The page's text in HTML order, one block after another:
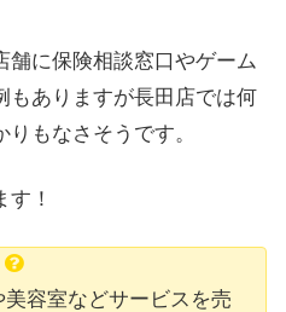
舗に保険相談窓口やゲーム
もありますが長田店では何
もなさそうです。
！
美容室などサービスを売